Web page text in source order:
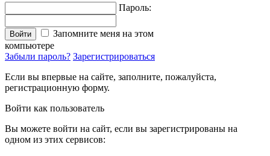
Пароль:
Войти
Запомните меня на этом
компьютере
Забыли пароль? Зарегистрироваться
Если вы впервые на сайте, заполните, пожалуйста,
регистрационную форму.
Войти как пользователь
Вы можете войти на сайт, если вы зарегистрированы на
одном из этих сервисов: